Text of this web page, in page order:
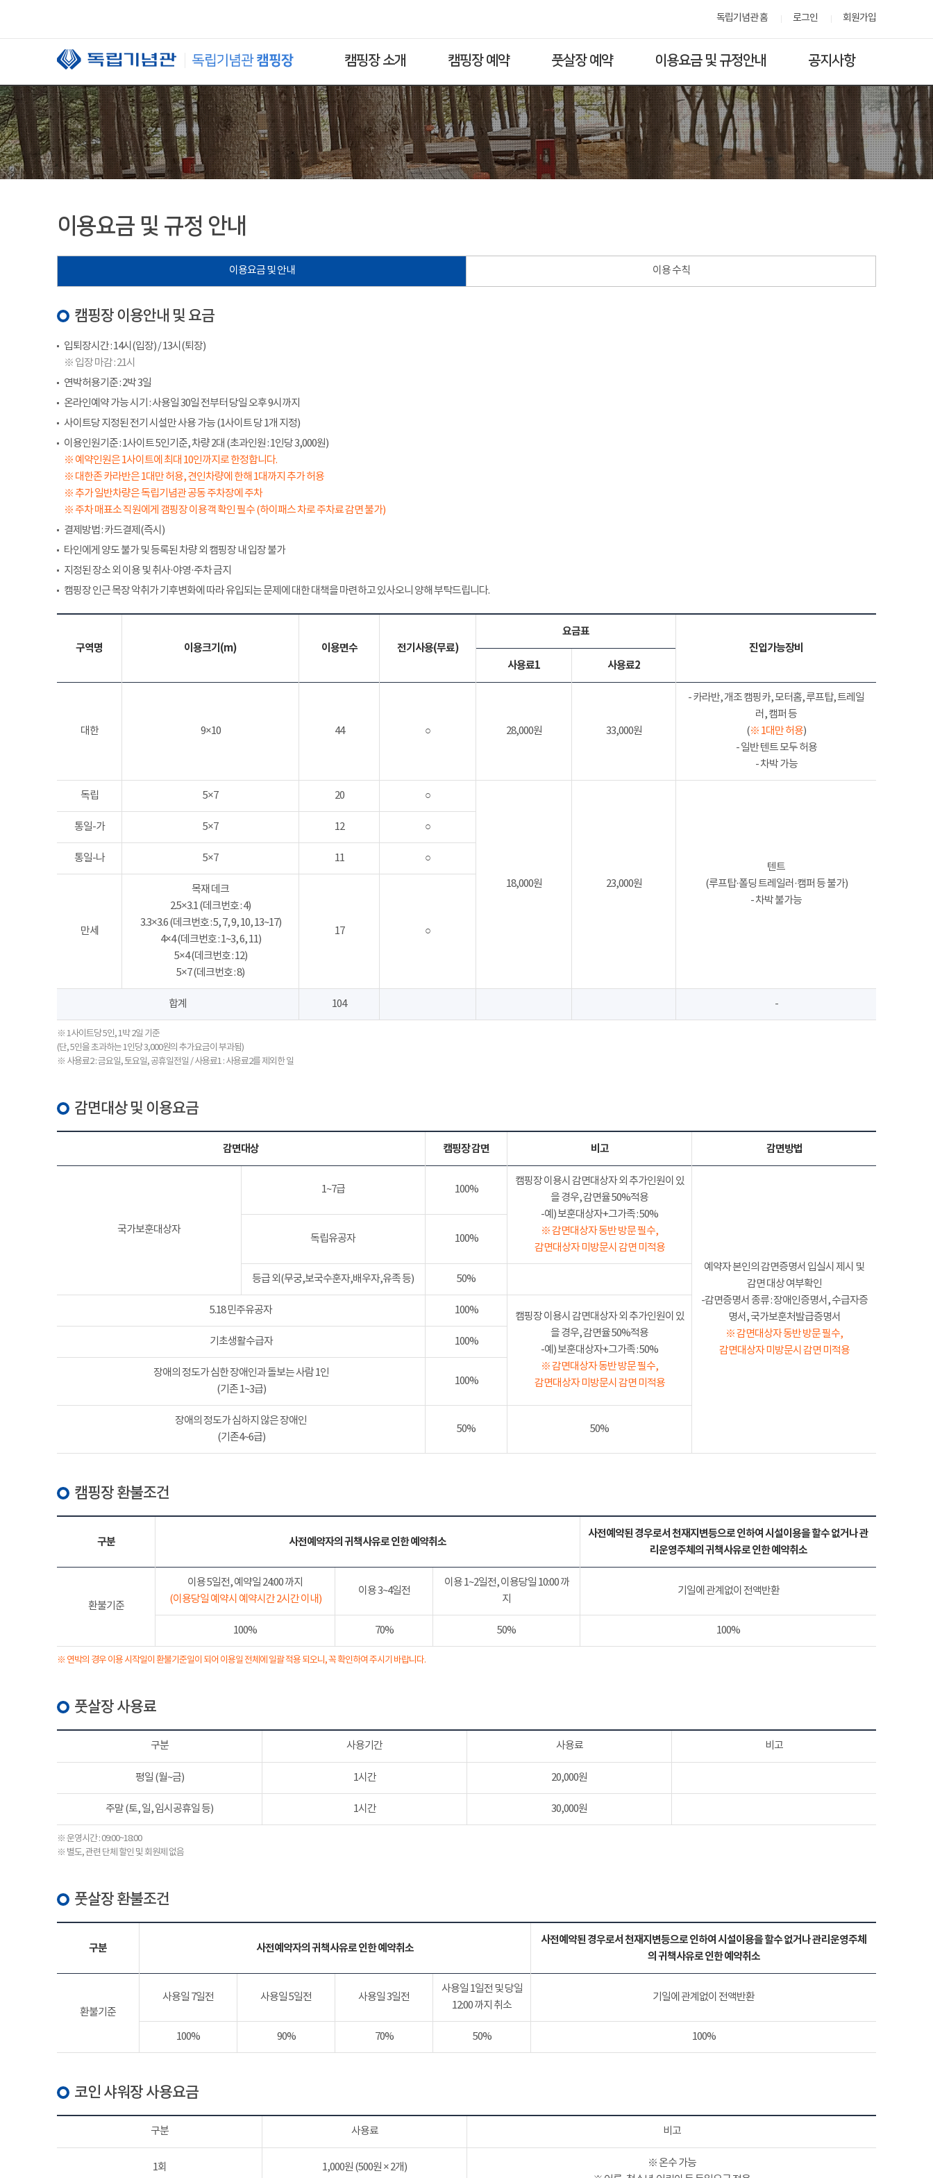
독립기념관 홈 로그인 회원가입
캠핑장 소개 캠핑장 예약 풋살장 예약 이용요금 및 규정안내 공지사항
이용요금 및 규정 안내
이용요금 및 안내 이용 수칙
캠핑장 이용안내 및 요금
입퇴장시간 : 14시(입장) / 13시(퇴장)
※ 입장 마감 : 21시
연박허용기준 : 2박 3일
온라인예약 가능 시기 : 사용일 30일 전부터 당일 오후 9시까지
사이트당 지정된 전기 시설만 사용 가능 (1사이트 당 1개 지정)
이용인원기준 : 1사이트 5인기준, 차량 2대 (초과인원 : 1인당 3,000원)
※ 예약인원은 1사이트에 최대 10인까지로 한정합니다.
※ 대한존 카라반은 1대만 허용, 견인차량에 한해 1대까지 추가 허용
※ 추가 일반차량은 독립기념관 공동 주차장에 주차
※ 주차 매표소 직원에게 갬핑장 이용객 확인 필수 (하이패스 차로 주차료 감면 불가)
결제방법 : 카드결제(즉시)
타인에게 양도 불가 및 등록된 차량 외 캠핑장 내 입장 불가
지정된 장소 외 이용 및 취사·야영·주차 금지
캠핑장 인근 목장 악취가 기후변화에 따라 유입되는 문제에 대한 대책을 마련하고 있사오니 양해 부탁드립니다.
구역명 이용크기(m) 이용면수 전기사용(무료)
요금표
진입가능장비
사용료1
사용료2
대한 9×10 44 ○ 28,000원 33,000원
- 카라반, 개조 캠핑카, 모터홈, 루프탑, 트레일
러, 캠퍼 등
(※ 1대만 허용)
- 일반 텐트 모두 허용
- 차박 가능
독립 5×7 20 ○
18,000원 23,000원
텐트
(루프탑·폴딩 트레일러·캠퍼 등 불가)
- 차박 불가능
통일-가 5×7 12 ○
통일-나 5×7 11 ○
만세
목재 데크
2.5×3.1 (데크번호 : 4)
3.3×3.6 (데크번호 : 5, 7, 9, 10, 13~17)
4×4 (데크번호 : 1~3, 6, 11)
5×4 (데크번호 : 12)
5×7 (데크번호 : 8)
17 ○
합계 104 -
※ 1사이트당 5인, 1박 2일 기준
(단, 5인을 초과하는 1인당 3,000원의 추가요금이 부과됨)
※ 사용료2 : 금요일, 토요일, 공휴일전일 / 사용료1 : 사용료2를 제외한 일
감면대상 및 이용요금
감면대상 캠핑장 감면 비고 감면방법
국가보훈대상자
1~7급 100%
캠핑장 이용시 감면대상자 외 추가인원이 있
을 경우, 감면율 50%적용
-예) 보훈대상자+그가족 : 50%
※ 감면대상자 동반 방문 필수,
감면대상자 미방문시 감면 미적용
예약자 본인의 감면증명서 입실시 제시 및
감면 대상 여부확인
-감면증명서 종류 : 장애인증명서, 수급자증
명서, 국가보훈처발급증명서
※ 감면대상자 동반 방문 필수,
감면대상자 미방문시 감면 미적용
독립유공자 100%
등급 외(무궁,보국수훈자,배우자,유족 등) 50%
5.18 민주유공자 100%
캠핑장 이용시 감면대상자 외 추가인원이 있
을 경우, 감면율 50%적용
-예) 보훈대상자+그가족 : 50%
※ 감면대상자 동반 방문 필수,
감면대상자 미방문시 감면 미적용
기초생활수급자 100%
장애의 정도가 심한 장애인과 돌보는 사람 1인
(기존 1~3급)
100%
장애의 정도가 심하지 않은 장애인
(기존4~6급)
50% 50%
캠핑장 환불조건
구분 사전예약자의 귀책사유로 인한 예약취소
사전예약된 경우로서 천재지변등으로 인하여 시설이용을 할수 없거나 관
리운영주체의 귀책사유로 인한 예약취소
환불기준
이용 5일전, 예약일 24:00 까지
(이용당일 예약시 예약시간 2시간 이내)
이용 3~4일전
이용 1~2일전, 이용당일 10:00 까
지
기일에 관계없이 전액반환
100% 70% 50% 100%
※ 연박의 경우 이용 시작일이 환불기준일이 되어 이용일 전체에 일괄 적용 되오니, 꼭 확인하여 주시기 바랍니다.
풋살장 사용료
구분 사용기간 사용료 비고
평일 (월~금) 1시간 20,000원
주말 (토, 일, 임시공휴일 등) 1시간 30,000원
※ 운영시간 : 09:00~18:00
※ 별도, 관련 단체 할인 및 회원제 없음
풋살장 환불조건
구분 사전예약자의 귀책사유로 인한 예약취소
사전예약된 경우로서 천재지변등으로 인하여 시설이용을 할수 없거나 관리운영주체
의 귀책사유로 인한 예약취소
환불기준
사용일 7일전 사용일 5일전 사용일 3일전
사용일 1일전 및 당일
12:00 까지 취소
기일에 관계없이 전액반환
100% 90% 70% 50% 100%
코인 샤워장 사용요금
구분 사용료 비고
1회 1,000원 (500원 × 2개)
※ 온수 가능